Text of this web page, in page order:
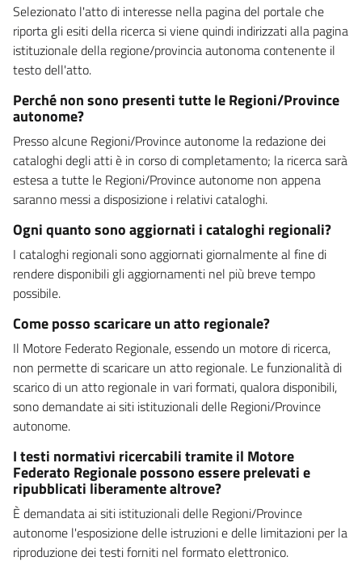
Selezionato l'atto di interesse nella pagina del portale che
riporta gli esiti della ricerca si viene quindi indirizzati alla pagina
istituzionale della regione/provincia autonoma contenente il
testo dell'atto.
Perché non sono presenti tutte le Regioni/Province
autonome?
Presso alcune Regioni/Province autonome la redazione dei
cataloghi degli atti è in corso di completamento; la ricerca sarà
estesa a tutte le Regioni/Province autonome non appena
saranno messi a disposizione i relativi cataloghi.
Ogni quanto sono aggiornati i cataloghi regionali?
I cataloghi regionali sono aggiornati giornalmente al fine di
rendere disponibili gli aggiornamenti nel più breve tempo
possibile.
Come posso scaricare un atto regionale?
Il Motore Federato Regionale, essendo un motore di ricerca,
non permette di scaricare un atto regionale. Le funzionalità di
scarico di un atto regionale in vari formati, qualora disponibili,
sono demandate ai siti istituzionali delle Regioni/Province
autonome.
I testi normativi ricercabili tramite il Motore
Federato Regionale possono essere prelevati e
ripubblicati liberamente altrove?
È demandata ai siti istituzionali delle Regioni/Province
autonome l'esposizione delle istruzioni e delle limitazioni per la
riproduzione dei testi forniti nel formato elettronico.